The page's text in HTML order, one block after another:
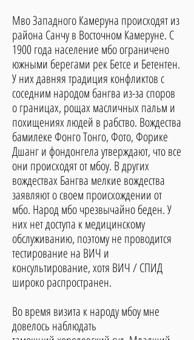
Мво Западного Камеруна происходят из
района Санчу в Восточном Камеруне. С
1900 года население мбо ограничено
южными берегами рек Бетсе и Бетентен.
У них давняя традиция конфликтов с
соседним народом бангва из-за споров
о границах, рощах масличных пальм и
похищениях людей в рабство. Вождества
бамилеке Фонго Тонго, Фото, Форике
Дшанг и фондонгела утверждают, что все
они происходят от мбоу. В других
вождествах Бангва мелкие вождества
заявляют о своем происхождении от
мбо. Народ мбо чрезвычайно беден. У
них нет доступа к медицинскому
обслуживанию, поэтому не проводится
тестирование на ВИЧ и
консультирование, хотя ВИЧ / СПИД
широко распространен.
Во время визита к народу мбоу мне
довелось наблюдать